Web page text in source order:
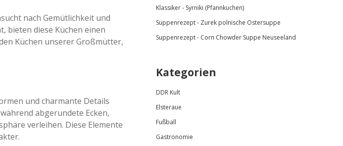
nach Gemütlichkeit und
bieten diese Küchen einen
Küchen unserer Großmütter,
und charmante Details
abgerundete Ecken,
verleihen. Diese Elemente
Klassiker - Syrniki (Pfannkuchen)
Suppenrezept - Zurek polnische Ostersuppe
Suppenrezept - Corn Chowder Suppe Neuseeland
Kategorien
DDR Kult
Elsteraue
Fußball
Gastronomie